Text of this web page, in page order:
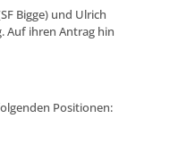
Bigge) und Ulrich
Auf ihren Antrag hin
Positionen: